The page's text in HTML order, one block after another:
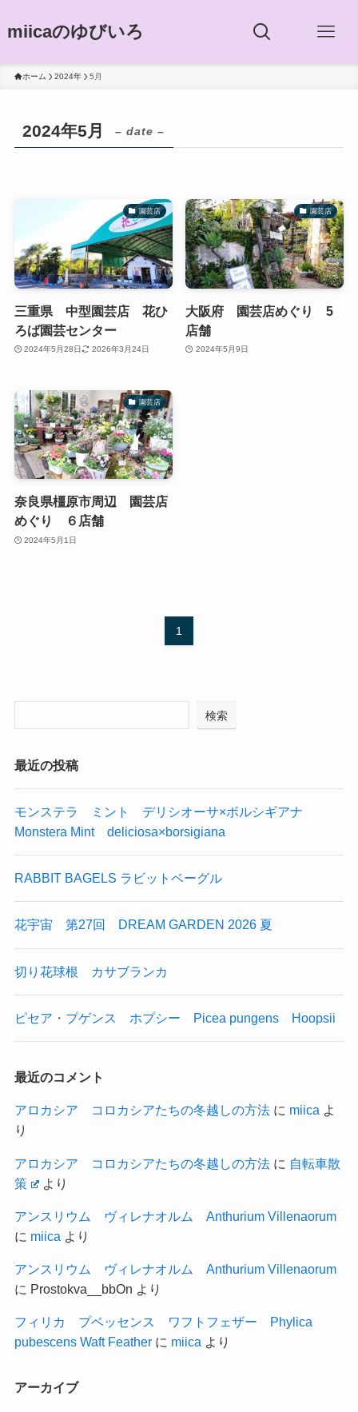
miicaのゆびいろ
ホーム 2024年 5月
2024年5月 – date –
園芸店
三重県 中型園芸店 花ひ
ろば園芸センター
2024年5月28日 2026年3月24日
園芸店
大阪府 園芸店めぐり 5
店舗
2024年5月9日
園芸店
奈良県橿原市周辺 園芸店
めぐり ６店舗
2024年5月1日
1
検索
最近の投稿
モンステラ ミント デリシオーサ×ボルシギアナ
Monstera Mint deliciosa×borsigiana
RABBIT BAGELS ラビットベーグル
花宇宙 第27回 DREAM GARDEN 2026 夏
切り花球根 カサブランカ
ピセア・プゲンス ホプシー Picea pungens Hoopsii
最近のコメント
アロカシア コロカシアたちの冬越しの方法に miica よ
り
アロカシア コロカシアたちの冬越しの方法に 自転車散
策
より
アンスリウム ヴィレナオルム Anthurium Villenaorum
に miica より
アンスリウム ヴィレナオルム Anthurium Villenaorum
に Prostokva__bbOn より
フィリカ プベッセンス ワフトフェザー Phylica
pubescens Waft Featherに miica より
アーカイブ